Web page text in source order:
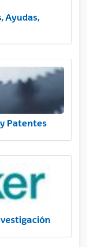
Ayudas,
Patentes